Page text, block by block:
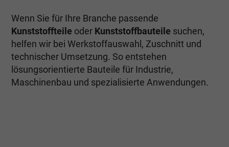
Wenn Sie für Ihre Branche passende
Kunststoffteile oder Kunststoffbauteile suchen,
helfen wir bei Werkstoffauswahl, Zuschnitt und
technischer Umsetzung. So entstehen
lösungsorientierte Bauteile für Industrie,
Maschinenbau und spezialisierte Anwendungen.